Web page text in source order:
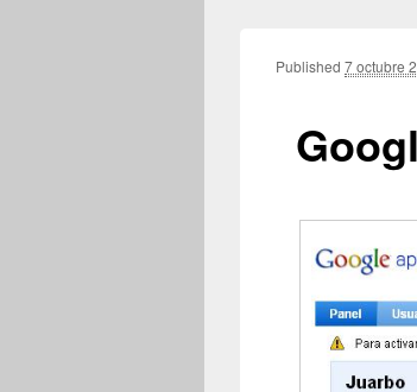
Published 7 octubre